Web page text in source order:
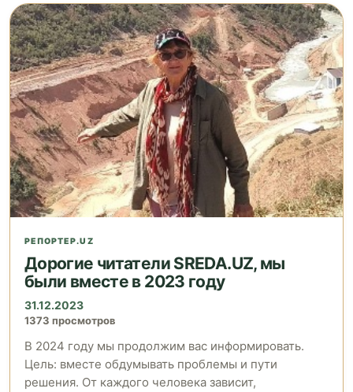
РЕПОРТЕР.UZ
Дорогие читатели SREDA.UZ, мы
были вместе в 2023 году
31.12.2023
1373 просмотров
В 2024 году мы продолжим вас информировать.
Цель: вместе обдумывать проблемы и пути
решения. От каждого человека зависит,